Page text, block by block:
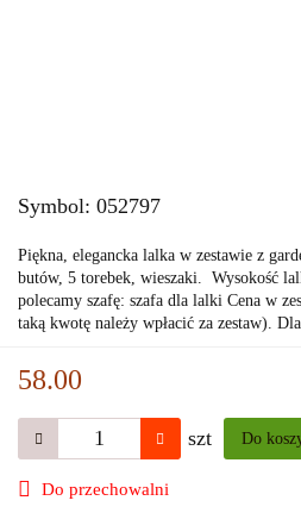
Symbol: 052797
Piękna, elegancka lalka w zestawie z
butów, 5 torebek, wieszaki. Wysokość
polecamy szafę: szafa dla lalki Cena w
taką kwotę należy wpłacić za zestaw).
58.00
szt Do
Do przechowalni